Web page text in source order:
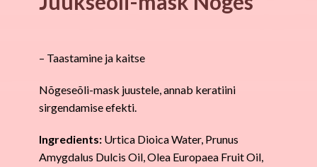
– Taastamine ja kaitse
Nõgeseõli-mask juustele, annab keratiini
sirgendamise efekti.
Ingredients: Urtica Dioica Water, Prunus
Amygdalus Dulcis Oil, Olea Europaea Fruit Oil,